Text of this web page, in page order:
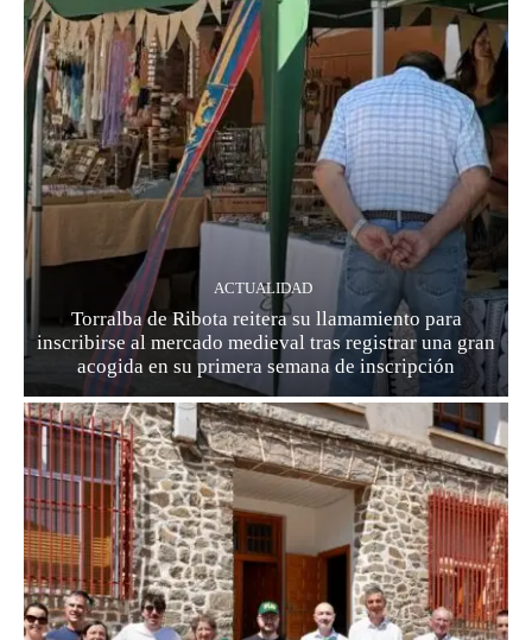
ACTUALIDAD
Torralba de Ribota reitera su llamamiento para
inscribirse al mercado medieval tras registrar una gran
acogida en su primera semana de inscripción